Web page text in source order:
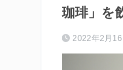
珈琲」を
2022年2月16